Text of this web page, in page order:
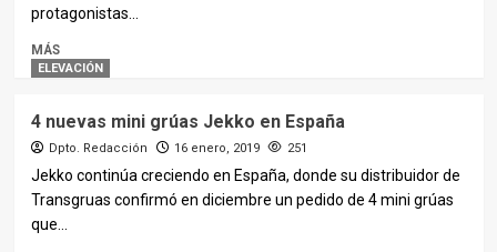
protagonistas...
MÁS
ELEVACIÓN
4 nuevas mini grúas Jekko en España
Dpto. Redacción 16 enero, 2019 251
Jekko continúa creciendo en España, donde su distribuidor de
Transgruas confirmó en diciembre un pedido de 4 mini grúas
que...